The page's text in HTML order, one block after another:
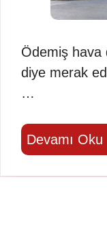
Ödemiş hava
diye merak
…
Devamı